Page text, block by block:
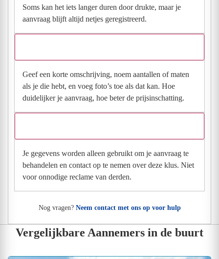
Soms kan het iets langer duren door drukte, maar je
aanvraag blijft altijd netjes geregistreerd.
Geef een korte omschrijving, noem aantallen of maten
als je die hebt, en voeg foto’s toe als dat kan. Hoe
duidelijker je aanvraag, hoe beter de prijsinschatting.
Je gegevens worden alleen gebruikt om je aanvraag te
behandelen en contact op te nemen over deze klus. Niet
voor onnodige reclame van derden.
Nog vragen? Neem contact met ons op voor hulp
Vergelijkbare Aannemers in de buurt